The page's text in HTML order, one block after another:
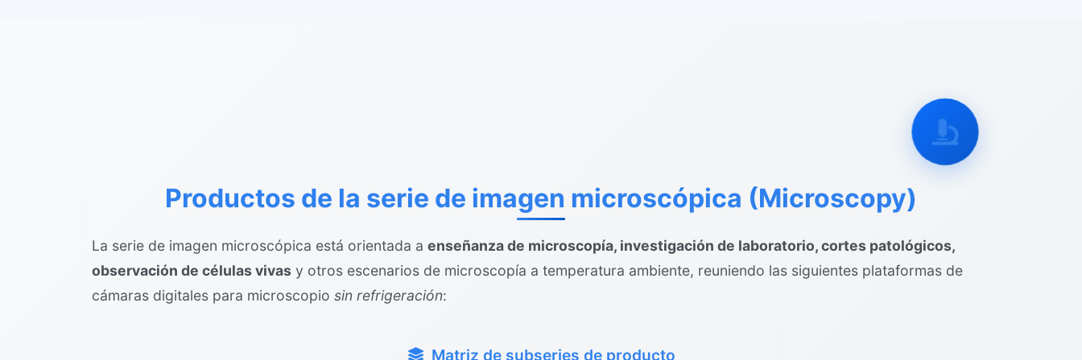
Productos de la serie de imagen microscópica (Microscopy)
La serie de imagen microscópica está orientada a enseñanza de microscopía, investigación de laboratorio, cortes patológicos,
observación de células vivas y otros escenarios de microscopía a temperatura ambiente, reuniendo las siguientes plataformas de
cámaras digitales para microscopio sin refrigeración:
Matriz de subseries de producto